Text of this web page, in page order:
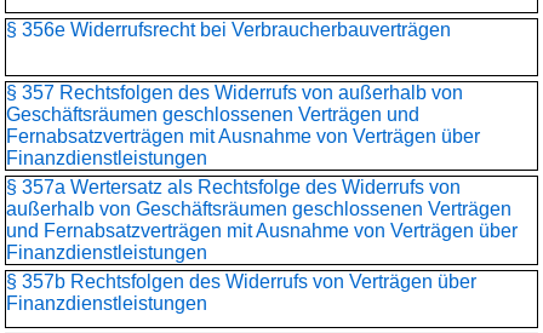
§ 356e Widerrufsrecht bei Verbraucherbauverträgen
§ 357 Rechtsfolgen des Widerrufs von außerhalb von
Geschäftsräumen geschlossenen Verträgen und
Fernabsatzverträgen mit Ausnahme von Verträgen über
Finanzdienstleistungen
§ 357a Wertersatz als Rechtsfolge des Widerrufs von
außerhalb von Geschäftsräumen geschlossenen Verträgen
und Fernabsatzverträgen mit Ausnahme von Verträgen über
Finanzdienstleistungen
§ 357b Rechtsfolgen des Widerrufs von Verträgen über
Finanzdienstleistungen